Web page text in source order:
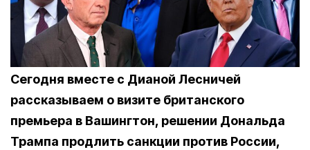
Сегодня вместе с Дианой Лесничей
рассказываем о визите британского
премьера в Вашингтон, решении Дональда
Трампа продлить санкции против России,